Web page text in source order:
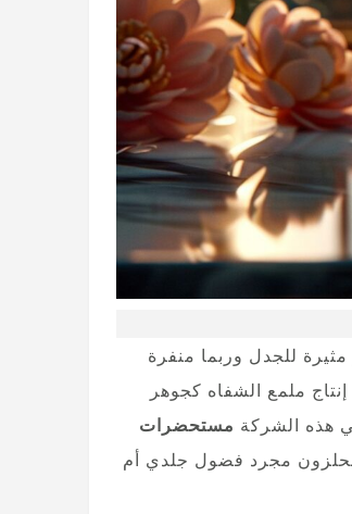
للجدل وربما منفرة
ملمع الشفاه كجوهر
هذه الشركة مستحضرات
مجرد فضول جلدي أم